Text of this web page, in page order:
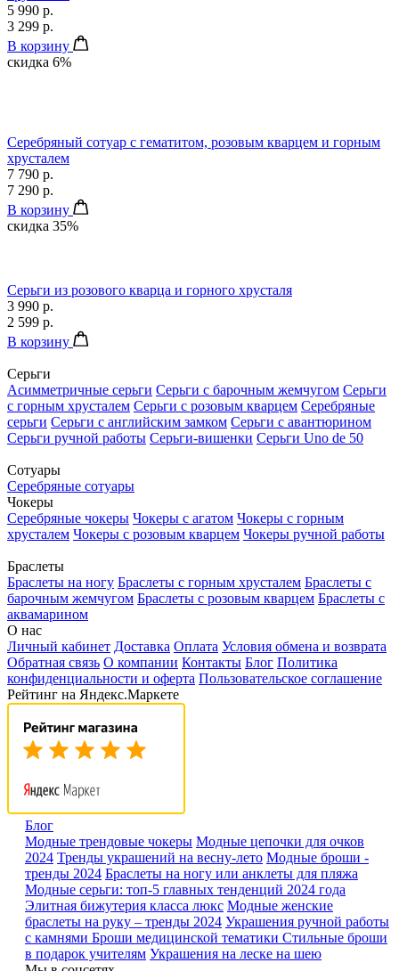
5 990 р.
3 299 р.
В корзину
скидка 6%
Серебряный сотуар с гематитом, розовым кварцем и горным
хрусталем
7 790 р.
7 290 р.
В корзину
скидка 35%
Серьги из розового кварца и горного хрусталя
3 990 р.
2 599 р.
В корзину
Серьги
Асимметричные серьги Серьги с барочным жемчугом Серьги
с горным хрусталем Серьги с розовым кварцем Серебряные
серьги Серьги с английским замком Серьги с авантюрином
Серьги ручной работы Серьги-вишенки Серьги Uno de 50
Сотуары
Серебряные сотуары
Чокеры
Серебряные чокеры Чокеры с агатом Чокеры с горным
хрусталем Чокеры с розовым кварцем Чокеры ручной работы
Браслеты
Браслеты на ногу Браслеты с горным хрусталем Браслеты с
барочным жемчугом Браслеты с розовым кварцем Браслеты с
аквамарином
О нас
Личный кабинет Доставка Оплата Условия обмена и возврата
Обратная связь О компании Контакты Блог Политика
конфиденциальности и оферта Пользовательское соглашение
Рейтинг на Яндекс.Маркете
Блог
Модные трендовые чокеры Модные цепочки для очков
2024 Тренды украшений на весну-лето Модные броши -
тренды 2024 Браслеты на ногу или анклеты для пляжа
Модные серьги: топ-5 главных тенденций 2024 года
Элитная бижутерия класса люкс Модные женские
браслеты на руку – тренды 2024 Украшения ручной работы
с камнями Броши медицинской тематики Стильные броши
в подарок учителям Украшения на леске на шею